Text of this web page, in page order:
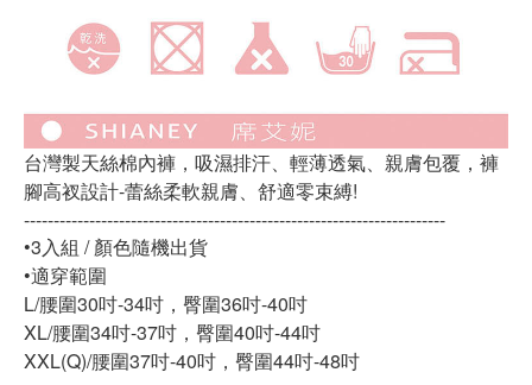
台灣製天絲棉內褲，吸濕排汗、輕薄透氣、親膚包覆，褲
腳高衩設計-蕾絲柔軟親膚、舒適零束縛!
-----------------------------------------------------------------------
•3入組 / 顏色隨機出貨
•適穿範圍
L/腰圍30吋-34吋，臀圍36吋-40吋
XL/腰圍34吋-37吋，臀圍40吋-44吋
XXL(Q)/腰圍37吋-40吋，臀圍44吋-48吋